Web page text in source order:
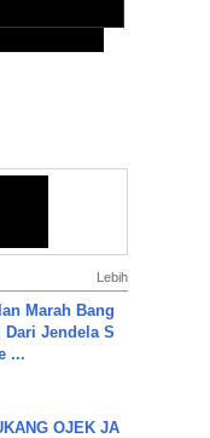
Lebih
Marah Bang
Dari Jendela S
...
OJEK JA